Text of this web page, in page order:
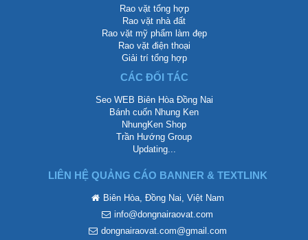
Rao vặt tổng hợp
Rao vặt nhà đất
Rao vặt mỹ phẩm làm đẹp
Rao vặt điện thoại
Giải trí tổng hợp
CÁC ĐỐI TÁC
Seo WEB Biên Hòa Đồng Nai
Bánh cuốn Nhung Ken
NhungKen Shop
Trần Hướng Group
Updating...
LIÊN HỆ QUẢNG CÁO BANNER & TEXTLINK
Biên Hòa, Đồng Nai, Việt Nam
info@dongnairaovat.com
dongnairaovat.com@gmail.com